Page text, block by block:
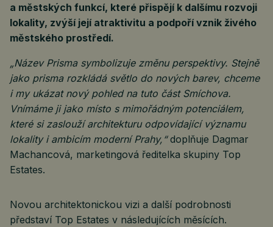
a městských funkcí, které přispějí k dalšímu rozvoji
lokality, zvýší její atraktivitu a podpoří vznik živého
městského prostředí.
„Název Prisma symbolizuje změnu perspektivy. Stejně
jako prisma rozkládá světlo do nových barev, chceme
i my ukázat nový pohled na tuto část Smíchova.
Vnímáme ji jako místo s mimořádným potenciálem,
které si zaslouží architekturu odpovídající významu
lokality i ambicím moderní Prahy,“doplňuje Dagmar
Machancová, marketingová ředitelka skupiny Top
Estates.
Novou architektonickou vizi a další podrobnosti
představí Top Estates v následujících měsících.